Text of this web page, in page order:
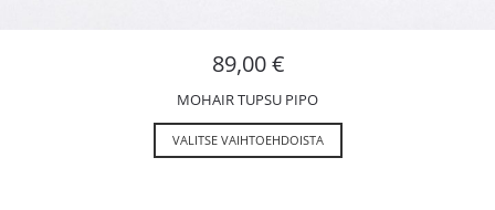
89,00€
MOHAIR TUPSU PIPO
VALITSE VAIHTOEHDOISTA